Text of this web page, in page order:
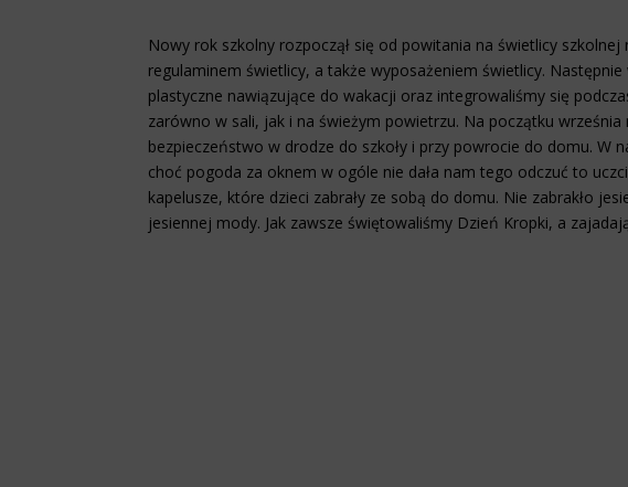
Nowy rok szkolny rozpoczął się od powitania na świetlicy
regulaminem świetlicy, a także wyposażeniem świetlicy.
plastyczne nawiązujące do wakacji oraz integrowaliśmy się
zarówno w sali, jak i na świeżym powietrzu. Na początku
bezpieczeństwo w drodze do szkoły i przy powrocie do domu. W
choć pogoda za oknem w ogóle nie dała nam tego odczuć to
kapelusze, które dzieci zabrały ze sobą do domu. Nie zabrakło
jesiennej mody. Jak zawsze świętowaliśmy Dzień Kropki, a